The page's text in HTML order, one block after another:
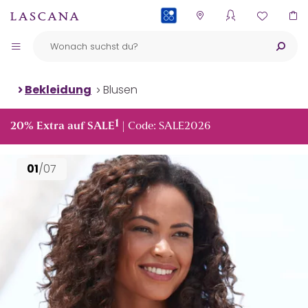
Bekleidung Blusen
20% Extra auf SALE1 | Code: SALE2026
01/07